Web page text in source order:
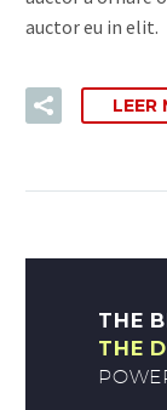
auctor eu in elit.
LEER
THE
THE